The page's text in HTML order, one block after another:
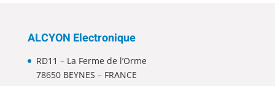
ALCYON Electronique
RD11 – La Ferme de l’Orme
78650 BEYNES – FRANCE